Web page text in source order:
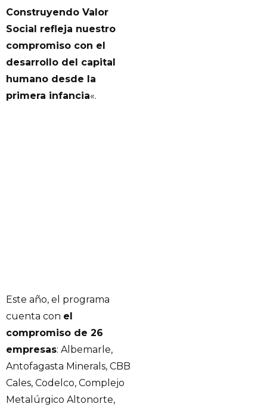
Construyendo Valor
Social refleja nuestro
compromiso con el
desarrollo del capital
humano desde la
primera infancia«.
Este año, el programa
cuenta con el
compromiso de 26
empresas: Albemarle,
Antofagasta Minerals, CBB
Cales, Codelco, Complejo
Metalúrgico Altonorte,